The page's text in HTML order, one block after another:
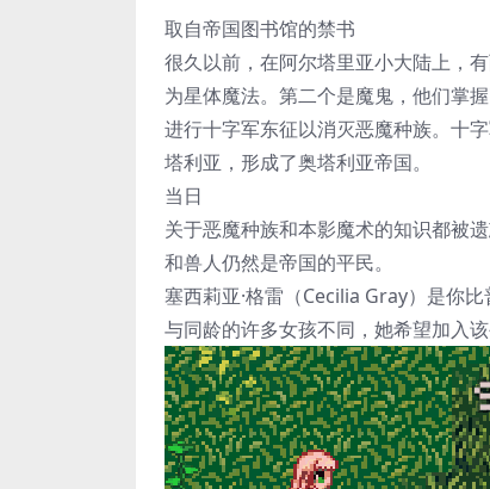
取自帝国图书馆的禁书
很久以前，在阿尔塔里亚小大陆上，
为星体魔法。第二个是魔鬼，他们掌
进行十字军东征以消灭恶魔种族。十
塔利亚，形成了奥塔利亚帝国。
当日
关于恶魔种族和本影魔术的知识都被
和兽人仍然是帝国的平民。
塞西莉亚·格雷（Cecilia Gray）是你
与同龄的许多女孩不同，她希望加入